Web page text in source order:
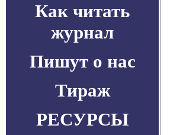
Как читать
журнал
Пишут о нас
Тираж
РЕСУРСЫ